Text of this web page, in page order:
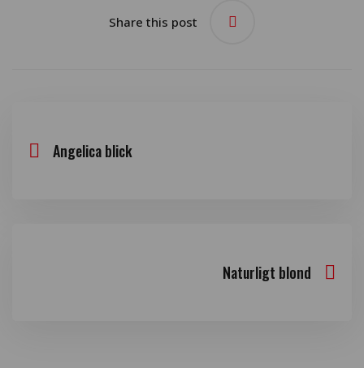
Share this post
Angelica blick
Naturligt blond